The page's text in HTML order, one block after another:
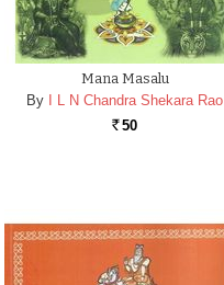
Mana Masalu
By
I L N Chandra Shekara Rao
Rs. 50